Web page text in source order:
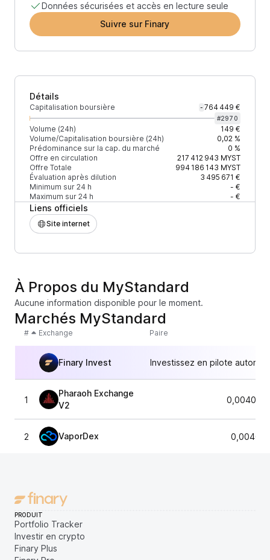
Données sécurisées et accès en lecture seule
Suivre sur Finary
Détails
Capitalisation boursière - 764 449 €
#2970
Volume (24h)
149 €
Volume/Capitalisation boursière (24h)
0,02 %
Prédominance sur la cap. du marché
0 %
Offre en circulation
217 412 943 MYST
Offre Totale
994 186 143 MYST
Évaluation après dilution
3 495 671 €
Minimum sur 24 h
- €
Maximum sur 24 h
- €
Liens officiels
Site internet
À Propos du MyStandard
Aucune information disponible pour le moment.
Marchés MyStandard
# Exchange Paire
Finary Invest Investissez en pilote
1
Pharaoh Exchange
V2
2 VaporDex
PRODUIT
Portfolio Tracker
Investir en crypto
Finary Plus